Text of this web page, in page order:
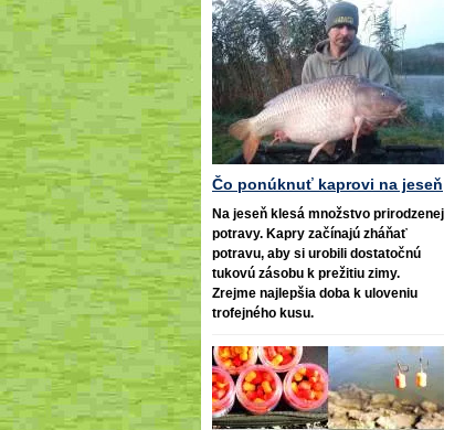
Čo ponúknuť kaprovi na jeseň
Na jeseň klesá množstvo prirodzenej
potravy. Kapry začínajú zháňať
potravu, aby si urobili dostatočnú
tukovú zásobu k prežitiu zimy.
Zrejme najlepšia doba k uloveniu
trofejného kusu.